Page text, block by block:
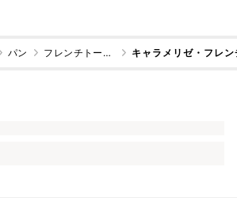
パン フレンチトースト キャラメリゼ・フレ